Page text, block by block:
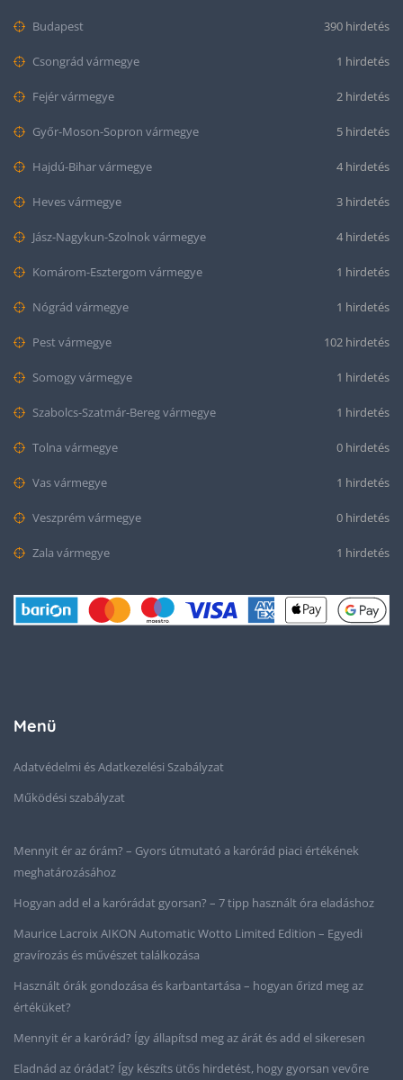
Budapest 390 hirdetés
Csongrád vármegye 1 hirdetés
Fejér vármegye 2 hirdetés
Győr-Moson-Sopron vármegye 5 hirdetés
Hajdú-Bihar vármegye 4 hirdetés
Heves vármegye 3 hirdetés
Jász-Nagykun-Szolnok vármegye 4 hirdetés
Komárom-Esztergom vármegye 1 hirdetés
Nógrád vármegye 1 hirdetés
Pest vármegye 102 hirdetés
Somogy vármegye 1 hirdetés
Szabolcs-Szatmár-Bereg vármegye 1 hirdetés
Tolna vármegye 0 hirdetés
Vas vármegye 1 hirdetés
Veszprém vármegye 0 hirdetés
Zala vármegye 1 hirdetés
Menü
Adatvédelmi és Adatkezelési Szabályzat
Működési szabályzat
Mennyit ér az órám? – Gyors útmutató a karórád piaci értékének
meghatározásához
Hogyan add el a karórádat gyorsan? – 7 tipp használt óra eladáshoz
Maurice Lacroix AIKON Automatic Wotto Limited Edition – Egyedi
gravírozás és művészet találkozása
Használt órák gondozása és karbantartása – hogyan őrizd meg az
értéküket?
Mennyit ér a karórád? Így állapítsd meg az árát és add el sikeresen
Eladnád az órádat? Így készíts ütős hirdetést, hogy gyorsan vevőre